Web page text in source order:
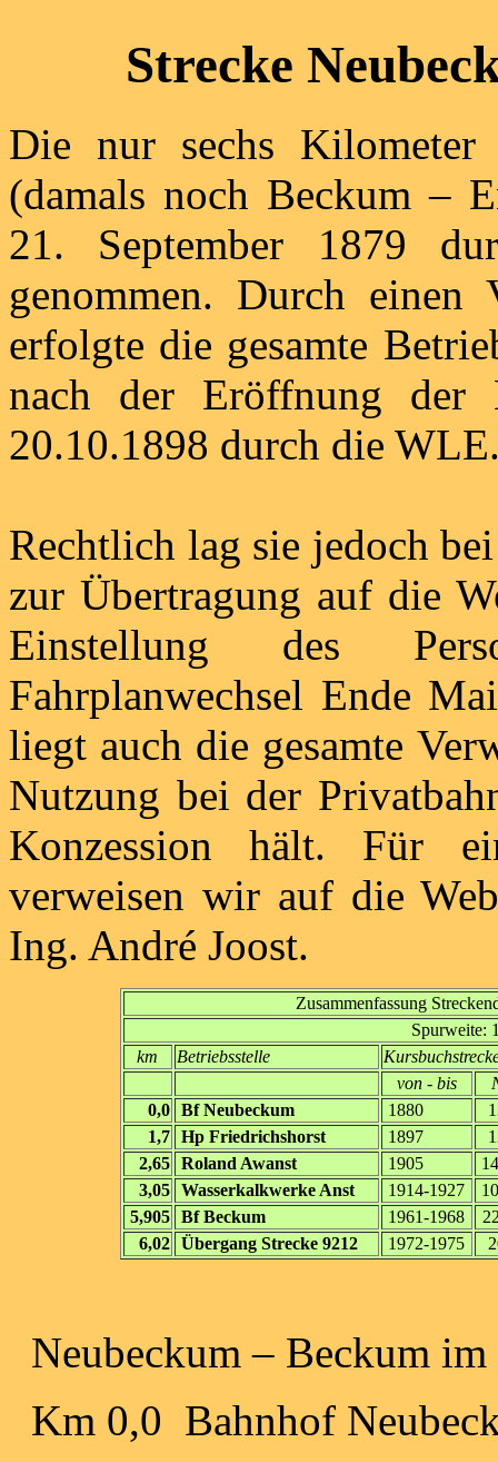
Strecke
Die nur sechs Kilometer
(damals noch Beckum –
21. September 1879
genommen. Durch
erfolgte die gesamte
nach der Eröffnung
20.10.1898 durch die
Rechtlich lag sie jedoch
zur Übertragung auf die
Einstellung des
Fahrplanwechsel Ende
liegt auch die gesamte
Nutzung bei der
Konzession hält. Für
verweisen wir auf die
Ing. André Joost.
Zusammenfassung
Spurweite:
km
Betriebsstelle
von - bis
0,0
Bf Neubeckum 1880
1,7
Hp Friedrichshorst 1897
2,65
Roland Awanst 1905
3,05
Wasserkalkwerke Anst 1914-1927
5,905
Bf Beckum 1961-1968
6,02
Übergang Strecke 9212 1972-1975
Neubeckum – Beckum
Km 0,0 Bahnhof